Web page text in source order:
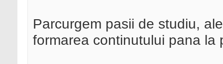
Parcurgem pasii de studiu,
formarea continutului pana la